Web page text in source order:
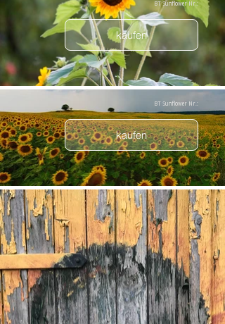
BT Sunflower Nr.:
kaufen
BT Sunflower Nr.:
kaufen